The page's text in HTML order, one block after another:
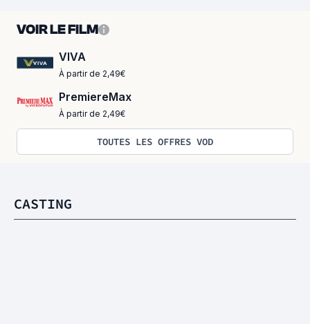
VOIR LE FILM
VIVA
À partir de 2,49€
PremiereMax
À partir de 2,49€
TOUTES LES OFFRES VOD
CASTING